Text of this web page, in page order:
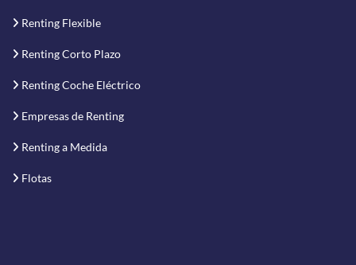
Renting Flexible
Renting Corto Plazo
Renting Coche Eléctrico
Empresas de Renting
Renting a Medida
Flotas